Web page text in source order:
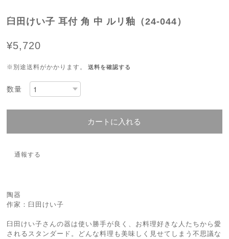
臼田けい子 耳付 角 中 ルリ釉（24-044）
¥5,720
※別途送料がかかります。 送料を確認する
数量
カートに入れる
通報する
陶器
作家：臼田けい子
臼田けい子さんの器は使い勝手が良く、お料理好きな人たちから愛
されるスタンダード。どんな料理も美味しく見せてしまう不思議な